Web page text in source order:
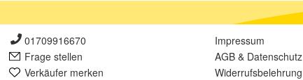
01709916670
Frage stellen
Verkäufer merken
Impressum
AGB & Datenschutz
Widerrufsbelehrung